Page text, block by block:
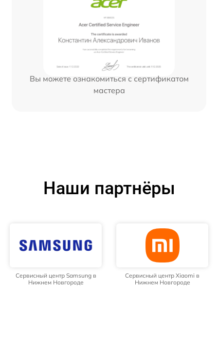
Вы можете ознакомиться с сертификатом
мастера
Наши партнёры
Сервисный центр Samsung в
Нижнем Новгороде
Сервисный центр Xiaomi в
Нижнем Новгороде